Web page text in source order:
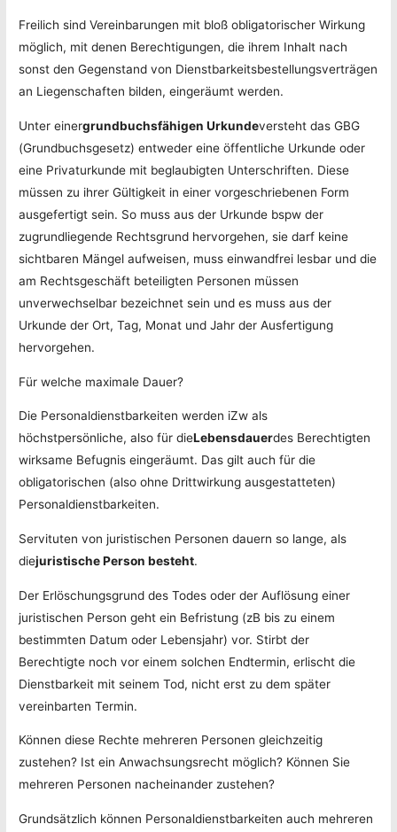
Freilich sind Vereinbarungen mit bloß obligatorischer Wirkung
möglich, mit denen Berechtigungen, die ihrem Inhalt nach
sonst den Gegenstand von Dienstbarkeitsbestellungsverträgen
an Liegenschaften bilden, eingeräumt werden.
Unter einergrundbuchsfähigen Urkundeversteht das GBG
(Grundbuchsgesetz) entweder eine öffentliche Urkunde oder
eine Privaturkunde mit beglaubigten Unterschriften. Diese
müssen zu ihrer Gültigkeit in einer vorgeschriebenen Form
ausgefertigt sein. So muss aus der Urkunde bspw der
zugrundliegende Rechtsgrund hervorgehen, sie darf keine
sichtbaren Mängel aufweisen, muss einwandfrei lesbar und die
am Rechtsgeschäft beteiligten Personen müssen
unverwechselbar bezeichnet sein und es muss aus der
Urkunde der Ort, Tag, Monat und Jahr der Ausfertigung
hervorgehen.
Für welche maximale Dauer?
Die Personaldienstbarkeiten werden iZw als
höchstpersönliche, also für dieLebensdauerdes Berechtigten
wirksame Befugnis eingeräumt. Das gilt auch für die
obligatorischen (also ohne Drittwirkung ausgestatteten)
Personaldienstbarkeiten.
Servituten von juristischen Personen dauern so lange, als
diejuristische Person besteht.
Der Erlöschungsgrund des Todes oder der Auflösung einer
juristischen Person geht ein Befristung (zB bis zu einem
bestimmten Datum oder Lebensjahr) vor. Stirbt der
Berechtigte noch vor einem solchen Endtermin, erlischt die
Dienstbarkeit mit seinem Tod, nicht erst zu dem später
vereinbarten Termin.
Können diese Rechte mehreren Personen gleichzeitig
zustehen? Ist ein Anwachsungsrecht möglich? Können Sie
mehreren Personen nacheinander zustehen?
Grundsätzlich können Personaldienstbarkeiten auch mehreren